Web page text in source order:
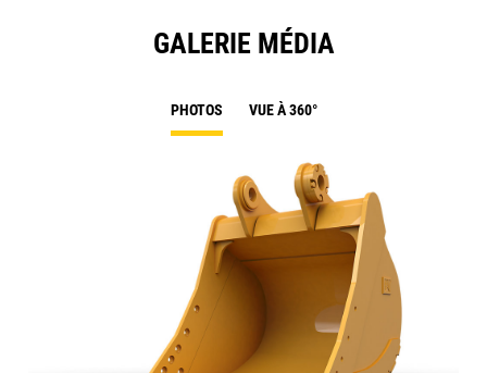
GALERIE MÉDIA
PHOTOS VUE À 360°